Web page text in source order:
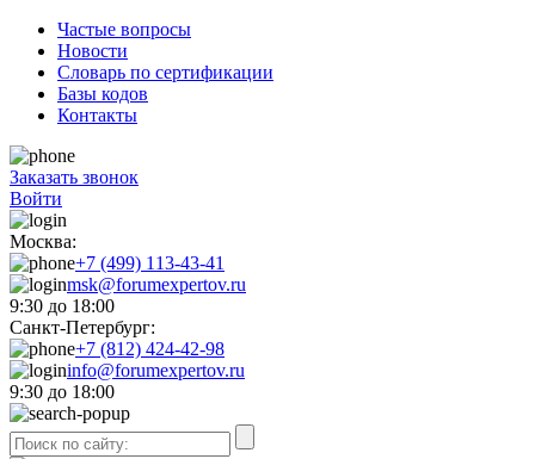
Частые вопросы
Новости
Словарь по сертификации
Базы кодов
Контакты
Заказать звонок
Войти
Москва:
+7 (499) 113-43-41
msk@forumexpertov.ru
9:30 до 18:00
Санкт-Петербург:
+7 (812) 424-42-98
info@forumexpertov.ru
9:30 до 18:00